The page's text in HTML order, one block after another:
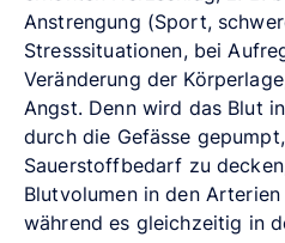
Anstrengung (Sport,
Stresssituationen, bei
Veränderung der
Angst. Denn wird das Blut
durch die Gefässe
Sauerstoffbedarf zu
Blutvolumen in den
während es gleichzeitig in